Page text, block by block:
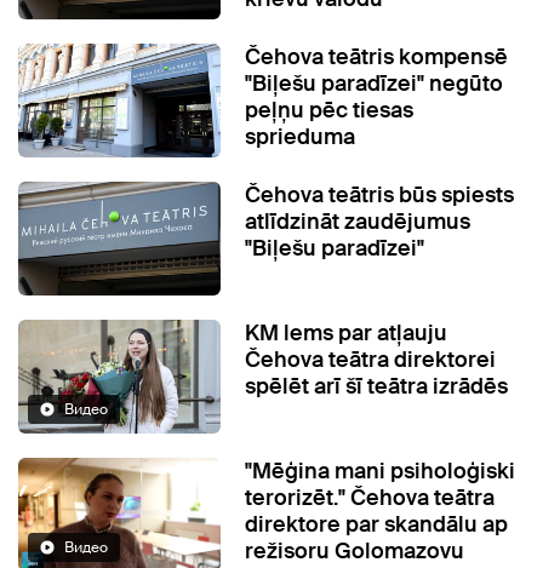
Čehova teātris kompensē
"Biļešu paradīzei" negūto
peļņu pēc tiesas
sprieduma
Čehova teātris būs spiests
atlīdzināt zaudējumus
"Biļešu paradīzei"
Видео
KM lems par atļauju
Čehova teātra direktorei
spēlēt arī šī teātra izrādēs
Видео
"Mēģina mani psiholoģiski
terorizēt." Čehova teātra
direktore par skandālu ap
režisoru Golomazovu